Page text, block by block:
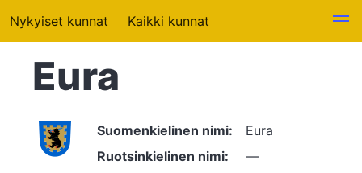
Nykyiset kunnat Kaikki kunnat
Eura
Suomenkielinen nimi:
Eura
Ruotsinkielinen nimi:
—